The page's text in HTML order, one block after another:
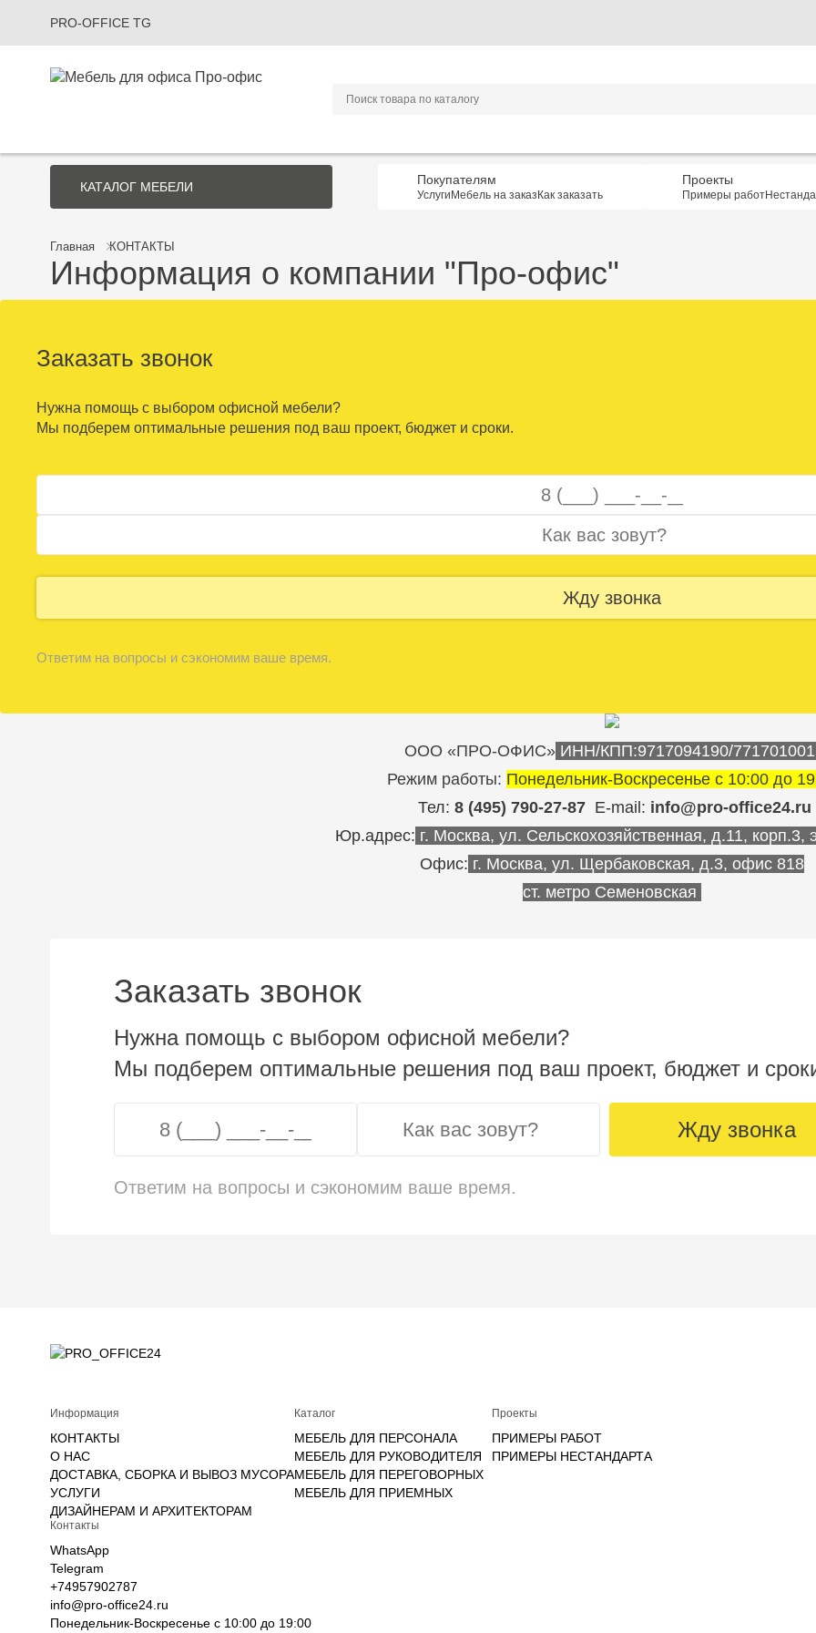
PRO-OFFICE TG
КАТАЛОГ МЕБЕЛИ Покупателям
Услуги Мебель на заказ Как заказать
Проекты
Примеры работ
Главная КОНТАКТЫ
Информация о компании "Про-офис"
Заказать звонок
Нужна помощь с выбором офисной мебели?
Мы подберем оптимальные решения под ваш проект, бюджет и сроки.
Жду звонка
Ответим на вопросы и сэкономим ваше время.
ООО «ПРО-ОФИС» ИНН/КПП:9717094190/771701001
Режим работы: Понедельник-Воскресенье с 10:00 до
Тел: 8 (495) 790-27-87 E-mail: info@pro-office24.ru
Юр.адрес: г. Москва, ул. Сельскохозяйственная, д.11, корп.3,
Офис: г. Москва, ул. Щербаковская, д.3, офис 818
ст. метро Семеновская
Заказать звонок
Нужна помощь с выбором офисной мебели?
Мы подберем оптимальные решения под ваш проект, бюджет и
Жду звонка
Ответим на вопросы и сэкономим ваше время.
Информация
КОНТАКТЫ
О НАС
ДОСТАВКА, СБОРКА И ВЫВОЗ МУСОРА
УСЛУГИ
ДИЗАЙНЕРАМ И АРХИТЕКТОРАМ
Каталог
МЕБЕЛЬ ДЛЯ ПЕРСОНАЛА
МЕБЕЛЬ ДЛЯ РУКОВОДИТЕЛЯ
МЕБЕЛЬ ДЛЯ ПЕРЕГОВОРНЫХ
МЕБЕЛЬ ДЛЯ ПРИЕМНЫХ
Проекты
ПРИМЕРЫ РАБОТ
ПРИМЕРЫ НЕСТАНДАРТА
Контакты
WhatsApp
Telegram
+74957902787
info@pro-office24.ru
Понедельник-Воскресенье с 10:00 до 19:00